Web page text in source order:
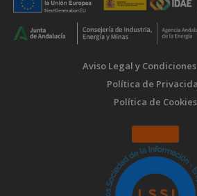
Aviso Legal y
Política de
Política de Cookies